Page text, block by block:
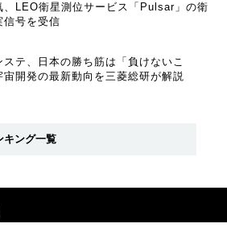
、LEO衛星測位サービス「Pulsar」の衛
信号を受信
ステ、日本の勝ち筋は「負けないこ
開発の最新動向を三菱総研が解説
キング一覧